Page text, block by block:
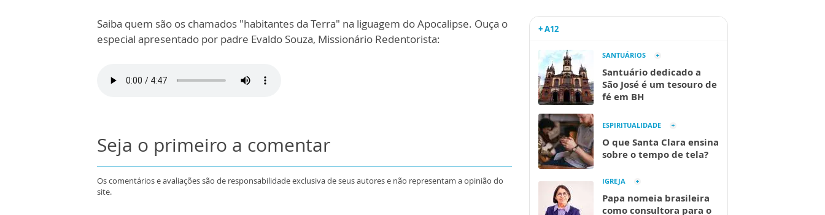
Saiba quem são os chamados "habitantes da Terra" na liguagem do Apocalipse. Ouça o
especial apresentado por padre Evaldo Souza, Missionário Redentorista:
Seja o primeiro a comentar
Os comentários e avaliações são de responsabilidade exclusiva de seus autores e não representam a opinião do
site.
+ A12
SANTUÁRIOS
Santuário dedicado a
São José é um tesouro de
fé em BH
ESPIRITUALIDADE
O que Santa Clara ensina
sobre o tempo de tela?
IGREJA
Papa nomeia brasileira
como consultora para o